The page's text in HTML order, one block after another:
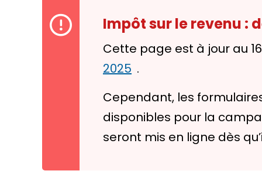
Impôt sur le revenu :
Cette page est à jour au
2025 .
Cependant, les
disponibles pour la
seront mis en ligne dès